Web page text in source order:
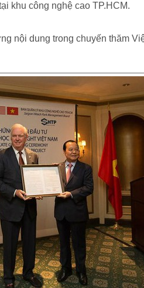
khu công nghệ cao TP.HCM.
nội dung trong chuyến thăm